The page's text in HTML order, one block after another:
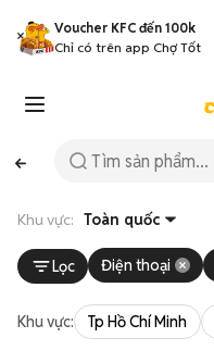
Voucher KFC đến 100k
Chỉ có trên app Chợ Tốt
Khu vực: Toàn quốc
Lọc Điện thoại
Khu vực: Tp Hồ Chí Minh